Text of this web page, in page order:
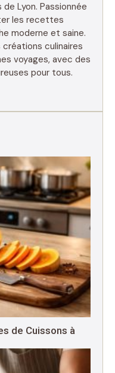
Lyon. Passionnée
les recettes
moderne et saine.
culinaires
voyages, avec des
pour tous.
de Cuissons à